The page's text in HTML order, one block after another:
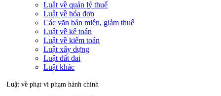
Luật về quản lý thuế
Luật về hóa đơn
Các văn bản miễn, giảm thuế
Luật về kế toán
Luật về kiểm toán
Luật xây dựng
Luật đất đai
Luật khác
Luật về phạt vi phạm hành chính